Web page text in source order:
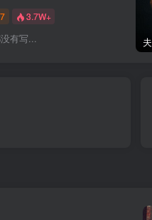
3.7W+
有写...